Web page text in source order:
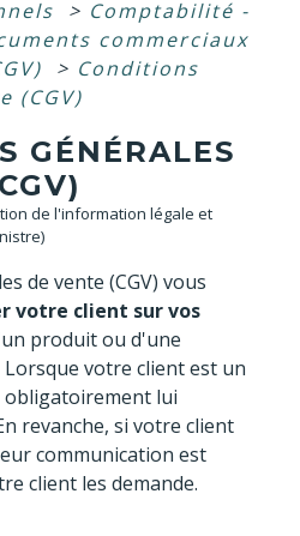
> Comptabilité -
commerciaux
> Conditions
(CGV)
GÉNÉRALES
de l'information légale et
de vente (CGV) vous
votre client sur vos
produit ou d'une
votre client est un
obligatoirement lui
revanche, si votre client
communication est
client les demande.